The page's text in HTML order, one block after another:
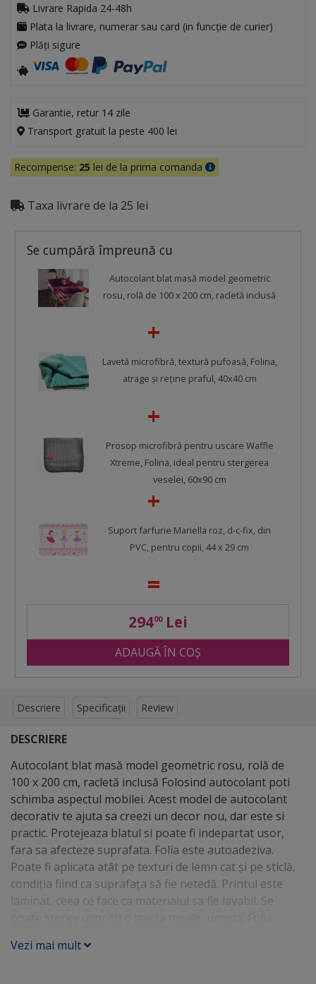
Livrare Rapida 24-48h
Plata la livrare, numerar sau card (in funcție de curier)
Plăți sigure
Garantie, retur 14 zile
Transport gratuit la peste 400 lei
Recompense: 25 lei de la prima comanda
Taxa livrare de la 25 lei
Se cumpără împreună cu
Autocolant blat masă model geometric
rosu, rolă de 100 x 200 cm, racletă inclusă
Lavetă microfibră, textură pufoasă, Folina,
atrage şi reţine praful, 40x40 cm
Prosop microfibră pentru uscare Waffle
Xtreme, Folina, ideal pentru stergerea
veselei, 60x90 cm
Suport farfurie Mariella roz, d-c-fix, din
PVC, pentru copii, 44 x 29 cm
29400Lei
ADAUGĂ ÎN COȘ
Descriere Specificații Review
DESCRIERE
Autocolant blat masă model geometric rosu, rolă de
100 x 200 cm, racletă inclusă Folosind autocolant poti
schimba aspectul mobilei. Acest model de autocolant
decorativ te ajuta sa creezi un decor nou, dar este si
practic. Protejeaza blatul si poate fi indepartat usor,
fara sa afecteze suprafata. Folia este autoadeziva.
Poate fi aplicata atât pe texturi de lemn cat și pe sticlă,
condiția fiind ca suprafața să fie netedă. Printul este
laminat, ceea ce face ca materialul sa fie lavabil. Se
celsius ) si la umiditate. Se pot pune pe folie cesti sau
Vezi mai mult